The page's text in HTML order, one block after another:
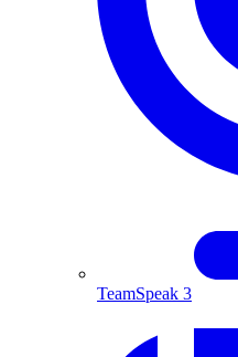
TeamSpeak 3